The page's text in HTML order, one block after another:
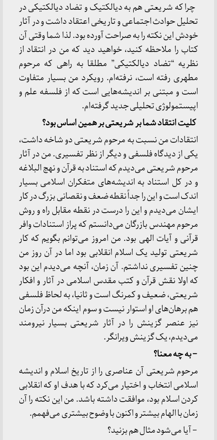
چرا که شریعتی هم به دیالکتیک و تضاد دیالکتیکی در
تحلیل حوادث اجتماعی و تاریخی اعتقاد داشت و در آثار
خودش این نکته را به صراحت آورده بود. لذا شما وقتی آن
کتاب را ملاحظه کنید، خواهید دید که من در انتقاد از
نظریه “تضاد دیالکتیکی” مطلقا به راهی که مرحوم
مطهری رفته است، نرفته‌ام. رویکرد من بسیار متفاوت
است و مبتنی بر اندیشه‌هایی است که از فلسفه علم و
اپیستمولوژی تحلیلی جدید گرفته‌ام.
کلیت انتقاد شما بر شریعتی بر همین اساس بود؟
انتقادات من نسبت به مرحوم شریعتی دو شاخه داشت،
یکی از دیدگاه فلسفی و دیگر از نظر تفسیری. من در آثار
مرحوم شریعتی می‌دیدم که استناد به قرآن و نهج البلاغه
و در کل استناد به اندیشه‌های متفکران اسلامی بسیار
اندک است و این را جداً نقطه ضعف و نقصانی بزرگ در کار
ایشان می‌دیدم و این را درست در نقطه مقابل راه و روش
مرحوم مهندس بازرگان می‌دانستم که پراز استنادات وافر
قرآنی و آیات الهی بود. من امروز می‌توانم بگویم که کار
شریعتی تولید یک اسلام انقلابی بود اما در آن روز من
چنین تفسیری نداشتم. آن زمان، آنچه می‌دیدم این بود
که اولا نقش قرآن و کتب مقدس اسلامی در آثار و افکار
شریعتی، ضعیف و کمرنگ است و ثانیا، به لحاظ فلسفی
هم برهان‌های او استوار نیست و سوم اینکه من درآن زمان
نیز عنصر گزینش را در آثار شریعتی بسیار نیرومند
می‌دیدم، یک گزینش ویرانگر.
– به چه معنا؟
مرحوم شریعتی آن عناصری را از تاریخ اسلام و اندیشه
اسلامی انتخاب و اختیار می‌کرد که با هدف او که انقلابی
کردن اسلام بود، موافقت داشته باشد. من این نکته را آن
زمان با الهام بیشتر و اکنون با وضوح بیشتری می‌فهمم.
– آیا می‌شود مثال هم بزنید؟